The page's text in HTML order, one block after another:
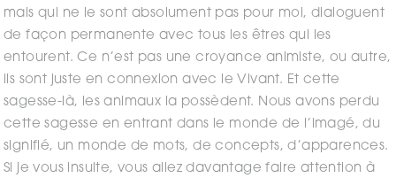
mais qui ne le sont absolument pas pour moi, dialoguent
de façon permanente avec tous les êtres qui les
entourent. Ce n’est pas une croyance animiste, ou autre,
ils sont juste en connexion avec le Vivant. Et cette
sagesse-là, les animaux la possèdent. Nous avons perdu
cette sagesse en entrant dans le monde de l’imagé, du
signifié, un monde de mots, de concepts, d’apparences.
Si je vous insulte, vous allez davantage faire attention à